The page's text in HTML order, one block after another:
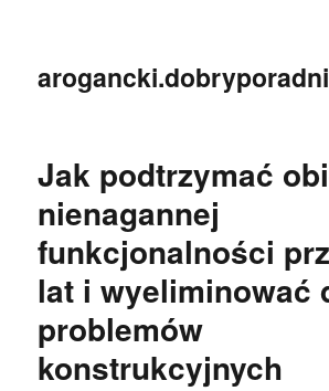
Jak podtrzymać
nienagannej
funkcjonalności
lat i wyeliminować
problemów
konstrukcyjnych